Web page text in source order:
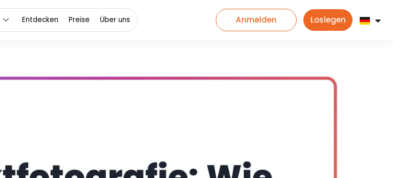
Entdecken Preise Über uns Anmelden Loslegen